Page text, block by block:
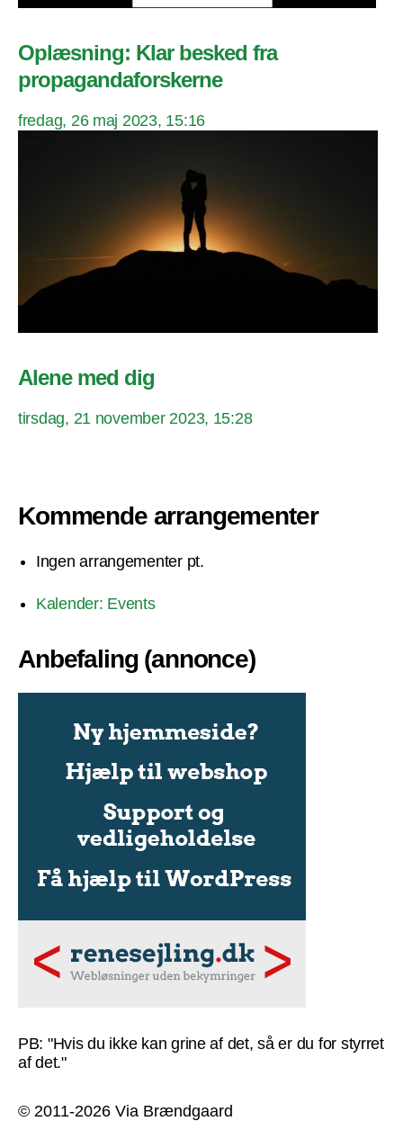
Oplæsning: Klar besked fra
propagandaforskerne
fredag, 26 maj 2023, 15:16
Alene med dig
tirsdag, 21 november 2023, 15:28
Kommende arrangementer
Ingen arrangementer pt.
Kalender: Events
Anbefaling (annonce)
PB: "Hvis du ikke kan grine af det, så er du for styrret
af det."
© 2011-2026 Via Brændgaard